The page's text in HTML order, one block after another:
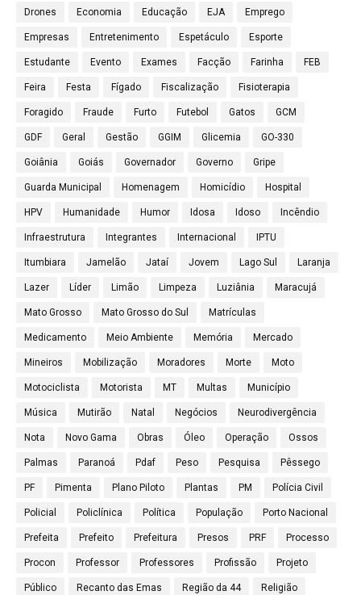
Drones Economia Educação EJA Emprego
Empresas Entretenimento Espetáculo Esporte
Estudante Evento Exames Facção Farinha FEB
Feira Festa Fígado Fiscalização Fisioterapia
Foragido Fraude Furto Futebol Gatos GCM
GDF Geral Gestão GGIM Glicemia GO-330
Goiânia Goiás Governador Governo Gripe
Guarda Municipal Homenagem Homicídio Hospital
HPV Humanidade Humor Idosa Idoso Incêndio
Infraestrutura Integrantes Internacional IPTU
Itumbiara Jamelão Jataí Jovem Lago Sul Laranja
Lazer Líder Limão Limpeza Luziânia Maracujá
Mato Grosso Mato Grosso do Sul Matrículas
Medicamento Meio Ambiente Memória Mercado
Mineiros Mobilização Moradores Morte Moto
Motociclista Motorista MT Multas Município
Música Mutirão Natal Negócios Neurodivergência
Nota Novo Gama Obras Óleo Operação Ossos
Palmas Paranoá Pdaf Peso Pesquisa Pêssego
PF Pimenta Plano Piloto Plantas PM Polícia Civil
Policial Policlínica Política População Porto Nacional
Prefeita Prefeito Prefeitura Presos PRF Processo
Procon Professor Professores Profissão Projeto
Público Recanto das Emas Região da 44 Religião